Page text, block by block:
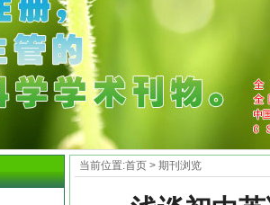
当前位置:首页 > 期刊浏览